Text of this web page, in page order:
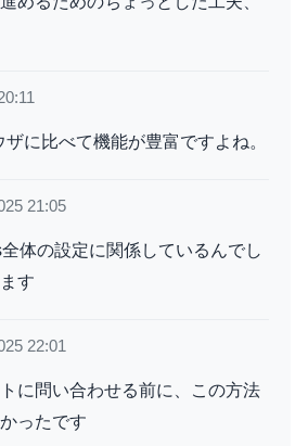
に比べて機能が豊富ですよね。
21:05
体の設定に関係しているんでし
す
22:01
に問い合わせる前に、この方法
ったです